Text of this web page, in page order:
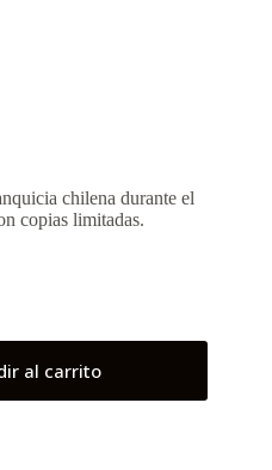
chilena durante el
copias limitadas.
al carrito